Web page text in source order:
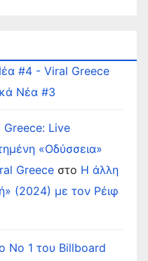
#4 - Viral Greece
Νέα #3
Live
«Οδύσσεια»
Greece στο Η άλλη
(2024) με τον Ρέιφ
Νο 1 του Billboard